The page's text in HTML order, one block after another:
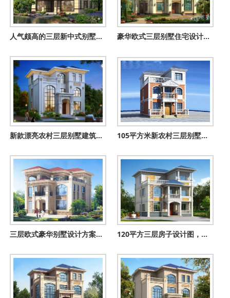
人气颇高的三层新中式别墅方案，五种户型，五种尺寸 豪华欧式三层别墅住宅设计图纸，占地面积150平方米
新款漂亮农村三层别墅建筑设计图纸带效果图片，3种户型 105平方米新农村三层别墅设计图，全套CAD建筑图+效果图
三层欧式豪华别墅设计方案，全套图纸+效果图 120平方三层房子设计图，漂亮实用农村自建小别墅设计图